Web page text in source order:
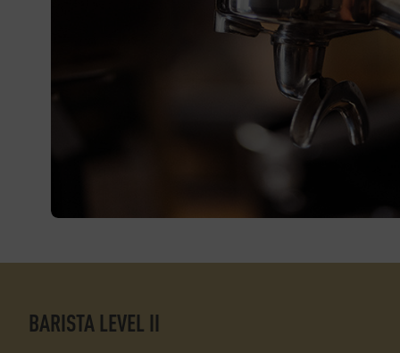
BARISTA LEVEL II